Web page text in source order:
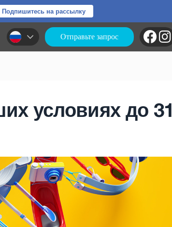
Подпишитесь на рассылку
Отправьте запрос
условиях до 31